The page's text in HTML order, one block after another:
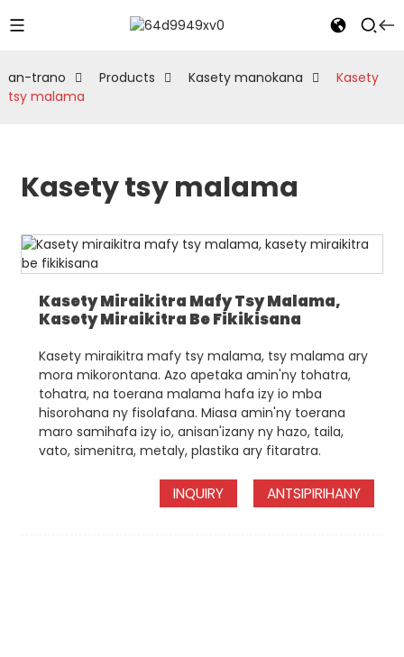
an-trano Products Kasety manokana
Kasety
tsy malama
Kasety tsy malama
Kasety Miraikitra Mafy Tsy Malama,
Kasety Miraikitra Be Fikikisana
Kasety miraikitra mafy tsy malama, tsy malama ary
mora mikorontana. Azo apetaka amin'ny tohatra,
tohatra, na toerana malama hafa izy io mba
hisorohana ny fisolafana. Miasa amin'ny toerana
maro samihafa izy io, anisan'izany ny hazo, taila,
vato, simenitra, metaly, plastika ary fitaratra.
INQUIRY ANTSIPIRIHANY